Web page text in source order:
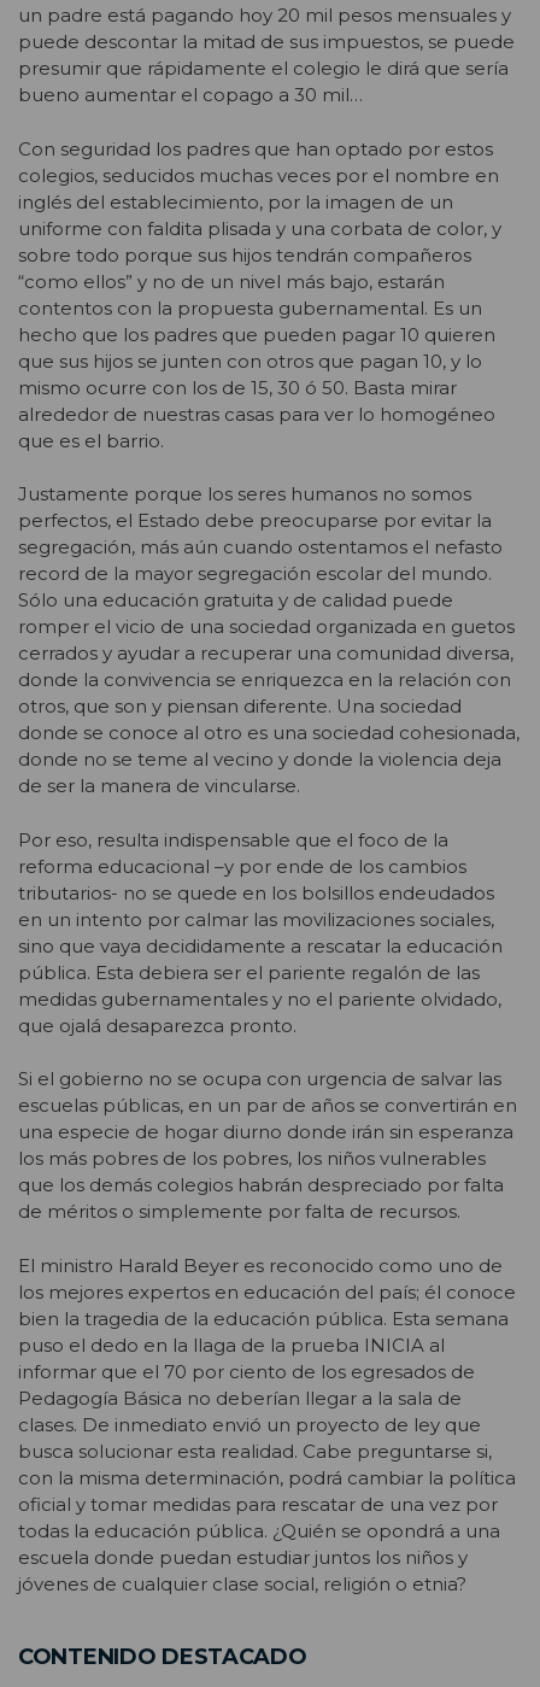
un padre está pagando hoy 20 mil pesos mensuales y
puede descontar la mitad de sus impuestos, se puede
presumir que rápidamente el colegio le dirá que sería
bueno aumentar el copago a 30 mil…
Con seguridad los padres que han optado por estos
colegios, seducidos muchas veces por el nombre en
inglés del establecimiento, por la imagen de un
uniforme con faldita plisada y una corbata de color, y
sobre todo porque sus hijos tendrán compañeros
“como ellos” y no de un nivel más bajo, estarán
contentos con la propuesta gubernamental. Es un
hecho que los padres que pueden pagar 10 quieren
que sus hijos se junten con otros que pagan 10, y lo
mismo ocurre con los de 15, 30 ó 50. Basta mirar
alrededor de nuestras casas para ver lo homogéneo
que es el barrio.
Justamente porque los seres humanos no somos
perfectos, el Estado debe preocuparse por evitar la
segregación, más aún cuando ostentamos el nefasto
record de la mayor segregación escolar del mundo.
Sólo una educación gratuita y de calidad puede
romper el vicio de una sociedad organizada en guetos
cerrados y ayudar a recuperar una comunidad diversa,
donde la convivencia se enriquezca en la relación con
otros, que son y piensan diferente. Una sociedad
donde se conoce al otro es una sociedad cohesionada,
donde no se teme al vecino y donde la violencia deja
de ser la manera de vincularse.
Por eso, resulta indispensable que el foco de la
reforma educacional –y por ende de los cambios
tributarios- no se quede en los bolsillos endeudados
en un intento por calmar las movilizaciones sociales,
sino que vaya decididamente a rescatar la educación
pública. Esta debiera ser el pariente regalón de las
medidas gubernamentales y no el pariente olvidado,
que ojalá desaparezca pronto.
Si el gobierno no se ocupa con urgencia de salvar las
escuelas públicas, en un par de años se convertirán en
una especie de hogar diurno donde irán sin esperanza
los más pobres de los pobres, los niños vulnerables
que los demás colegios habrán despreciado por falta
de méritos o simplemente por falta de recursos.
El ministro Harald Beyer es reconocido como uno de
los mejores expertos en educación del país; él conoce
bien la tragedia de la educación pública. Esta semana
puso el dedo en la llaga de la prueba INICIA al
informar que el 70 por ciento de los egresados de
Pedagogía Básica no deberían llegar a la sala de
clases. De inmediato envió un proyecto de ley que
busca solucionar esta realidad. Cabe preguntarse si,
con la misma determinación, podrá cambiar la política
oficial y tomar medidas para rescatar de una vez por
todas la educación pública. ¿Quién se opondrá a una
escuela donde puedan estudiar juntos los niños y
jóvenes de cualquier clase social, religión o etnia?
CONTENIDO DESTACADO